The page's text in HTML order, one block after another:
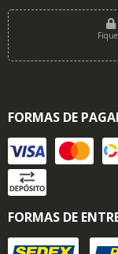
FORMAS DE
FORMAS DE